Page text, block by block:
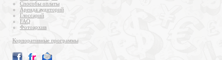
Способы оплаты
Аренда аудиторий
Глоссарий
FAQ
Фотоархив
Корпоративные программы